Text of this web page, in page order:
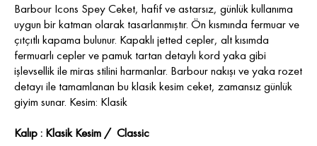
Barbour Icons Spey Ceket, hafif ve astarsız, günlük kullanıma
uygun bir katman olarak tasarlanmıştır. Ön kısmında fermuar ve
çıtçıtlı kapama bulunur. Kapaklı jetted cepler, alt kısımda
fermuarlı cepler ve pamuk tartan detaylı kord yaka gibi
işlevsellik ile miras stilini harmanlar. Barbour nakışı ve yaka rozet
detayı ile tamamlanan bu klasik kesim ceket, zamansız günlük
giyim sunar. Kesim: Klasik
Kalıp : Klasik Kesim / Classic